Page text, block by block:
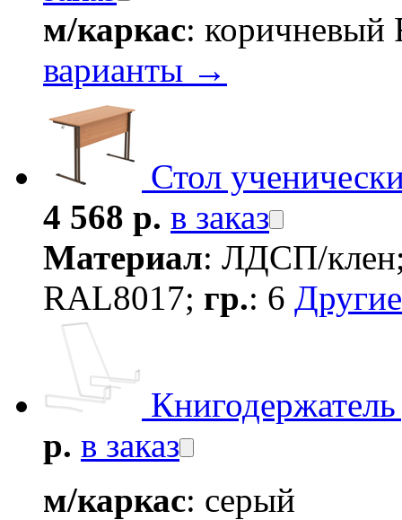
м/каркас:
варианты →
Стол
4 568 р. в заказ
Материал: ЛДСП/
RAL8017; гр.: 6
р. в заказ
м/каркас: серый